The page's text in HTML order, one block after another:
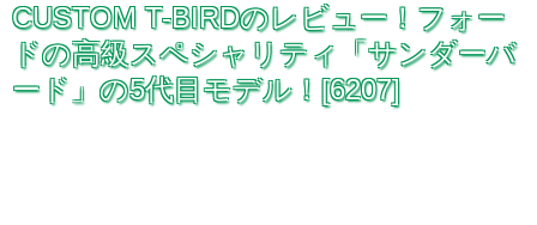
CUSTOM T-BIRDのレビュー！フォー
ドの高級スペシャリティ「サンダーバ
ード」の5代目モデル！[6207]